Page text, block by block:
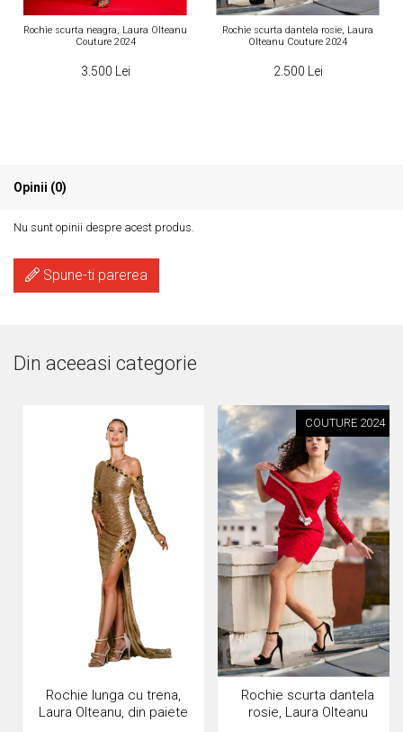
Rochie scurta neagra, Laura Olteanu
Couture 2024
3.500 Lei
Rochie scurta dantela rosie, Laura
Olteanu Couture 2024
2.500 Lei
Opinii (0)
Nu sunt opinii despre acest produs.
Spune-ti parerea
Din aceeasi categorie
Rochie lunga cu trena,
Laura Olteanu, din paiete
COUTURE 2024
Rochie scurta dantela
rosie, Laura Olteanu